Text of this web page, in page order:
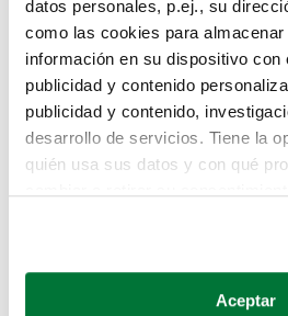
datos personales, p.ej., su
como las cookies para
información en su dispositivo con
publicidad y contenido
publicidad y contenido,
desarrollo de servicios. Tiene la
quién usa sus datos y con qué
Si lo permite, también quisiéramos:
Aceptar
Lo sentimos, no
te hemos traido
Pero puedes encontrar el
buscando en alguno de estos
Coches de segunda mano